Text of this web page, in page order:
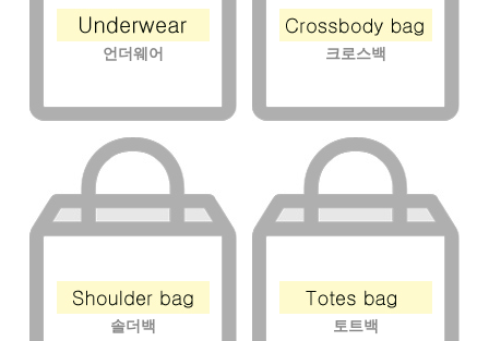
언더웨어 크로스백
솔더백 토트백